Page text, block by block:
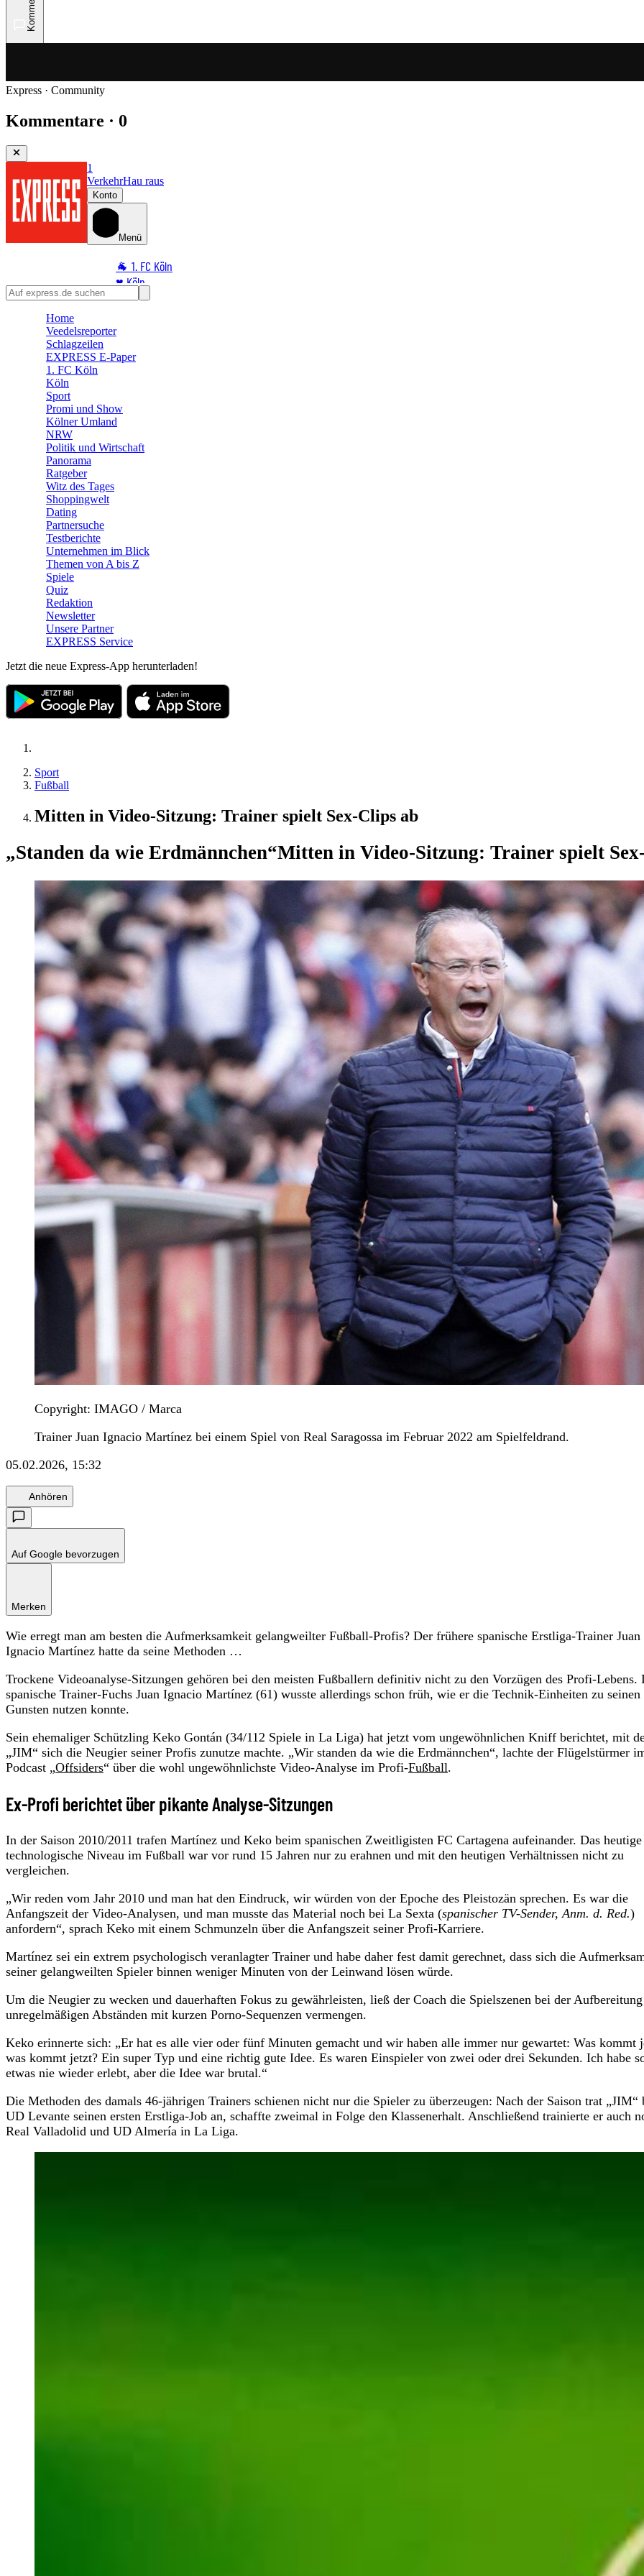
Express · Community
Kommentare · 0
1
VerkehrHau raus
Konto
Menü
🐐 1. FC Köln
♥️ Köln
⭐ Promi
🛒 Shoppingwelt
🧩 Spiele
Home
Veedelsreporter
Schlagzeilen
EXPRESS E-Paper
1. FC Köln
Köln
Sport
Promi und Show
Kölner Umland
NRW
Politik und Wirtschaft
Panorama
Ratgeber
Witz des Tages
Shoppingwelt
Dating
Partnersuche
Testberichte
Unternehmen im Blick
Themen von A bis Z
Spiele
Quiz
Redaktion
Newsletter
Unsere Partner
EXPRESS Service
Jetzt die neue Express-App herunterladen!
Sport
Fußball
Mitten in Video-Sitzung: Trainer spielt Sex-Clips ab
„Standen da wie Erdmännchen“Mitten in Video-Sitzung: Trainer spielt
Copyright: IMAGO / Marca
Trainer Juan Ignacio Martínez bei einem Spiel von Real Saragossa im Februar 2022 am Spielfeldrand.
05.02.2026, 15:32
Anhören
Auf Google bevorzugen
Merken
Wie erregt man am besten die Aufmerksamkeit gelangweilter Fußball-Profis? Der frühere spanische Erstliga-Trainer Juan
Ignacio Martínez hatte da seine Methoden …
Trockene Videoanalyse-Sitzungen gehören bei den meisten Fußballern definitiv nicht zu den Vorzügen des Profi-Lebens.
spanische Trainer-Fuchs Juan Ignacio Martínez (61) wusste allerdings schon früh, wie er die Technik-Einheiten zu seinen
Gunsten nutzen konnte.
Sein ehemaliger Schützling Keko Gontán (34/112 Spiele in La Liga) hat jetzt vom ungewöhnlichen Kniff berichtet, mit
„JIM“ sich die Neugier seiner Profis zunutze machte. „Wir standen da wie die Erdmännchen“, lachte der Flügelstürmer
Podcast „Offsiders“ über die wohl ungewöhnlichste Video-Analyse im Profi-Fußball.
Ex-Profi berichtet über pikante Analyse-Sitzungen
In der Saison 2010/2011 trafen Martínez und Keko beim spanischen Zweitligisten FC Cartagena aufeinander. Das heutige
technologische Niveau im Fußball war vor rund 15 Jahren nur zu erahnen und mit den heutigen Verhältnissen nicht zu
vergleichen.
„Wir reden vom Jahr 2010 und man hat den Eindruck, wir würden von der Epoche des Pleistozän sprechen. Es war die
Anfangszeit der Video-Analysen, und man musste das Material noch bei La Sexta (spanischer TV-Sender, Anm. d. Red.)
anfordern“, sprach Keko mit einem Schmunzeln über die Anfangszeit seiner Profi-Karriere.
Martínez sei ein extrem psychologisch veranlagter Trainer und habe daher fest damit gerechnet, dass sich die
seiner gelangweilten Spieler binnen weniger Minuten von der Leinwand lösen würde.
Um die Neugier zu wecken und dauerhaften Fokus zu gewährleisten, ließ der Coach die Spielszenen bei der
unregelmäßigen Abständen mit kurzen Porno-Sequenzen vermengen.
Keko erinnerte sich: „Er hat es alle vier oder fünf Minuten gemacht und wir haben alle immer nur gewartet: Was kommt
was kommt jetzt? Ein super Typ und eine richtig gute Idee. Es waren Einspieler von zwei oder drei Sekunden. Ich habe
etwas nie wieder erlebt, aber die Idee war brutal.“
Die Methoden des damals 46-jährigen Trainers schienen nicht nur die Spieler zu überzeugen: Nach der Saison trat „JIM“
UD Levante seinen ersten Erstliga-Job an, schaffte zweimal in Folge den Klassenerhalt. Anschließend trainierte er auch
Real Valladolid und UD Almería in La Liga.